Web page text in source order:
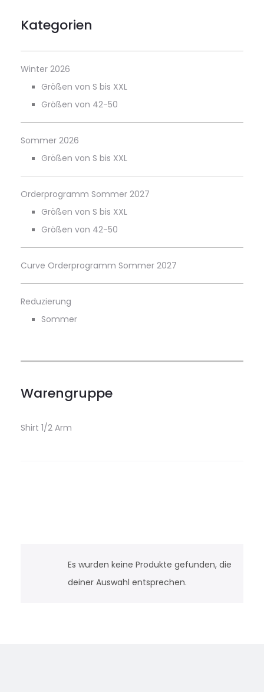
Es wurden keine Produkte gefunden, die
deiner Auswahl entsprechen.
Kategorien
Winter 2026
Größen von S bis XXL
Größen von 42-50
Sommer 2026
Größen von S bis XXL
Orderprogramm Sommer 2027
Größen von S bis XXL
Größen von 42-50
Curve Orderprogramm Sommer 2027
Reduzierung
Sommer
Warengruppe
Shirt 1/2 Arm